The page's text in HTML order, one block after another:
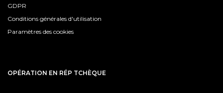
GDPR
Conditions générales d'utilisation
Paramètres des cookies
OPÉRATION EN RÉP TCHÈQUE